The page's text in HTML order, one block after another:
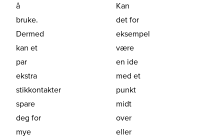
å
bruke.
Dermed
kan et
par
ekstra
stikkontakter
spare
deg for
mye
Kan
det for
eksempel
være
en ide
med et
punkt
midt
over
eller